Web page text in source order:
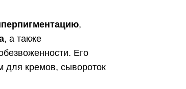
,
, а также
Его
для кремов, сывороток